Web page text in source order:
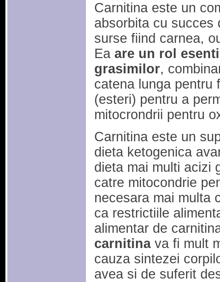
Carnitina este un
absorbita cu succes
surse fiind carnea,
Eaare un rol
grasimilor,
catena lunga pentru
(esteri) pentru a
mitocrondrii pentru
Carnitina este un
dieta ketogenica
dieta mai multi acizi
catre mitocondrie
necesara mai multa
ca restrictiile
alimentar de
carnitinava fi mult
cauza sintezei
avea si de suferit